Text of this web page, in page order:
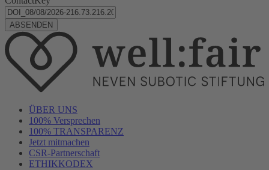
ÜBER UNS
100% Versprechen
100% TRANSPARENZ
Jetzt mitmachen
CSR-Partnerschaft
ETHIKKODEX